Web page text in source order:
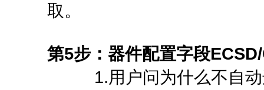
取。
第5步：器件配置字段
1.用户问为什么不自动